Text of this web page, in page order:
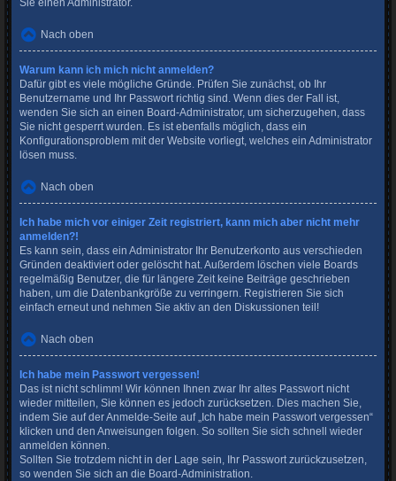
Sie einen Administrator.
Nach oben
Warum kann ich mich nicht anmelden?
Dafür gibt es viele mögliche Gründe. Prüfen Sie zunächst, ob Ihr
Benutzername und Ihr Passwort richtig sind. Wenn dies der Fall ist,
wenden Sie sich an einen Board-Administrator, um sicherzugehen, dass
Sie nicht gesperrt wurden. Es ist ebenfalls möglich, dass ein
Konfigurationsproblem mit der Website vorliegt, welches ein Administrator
lösen muss.
Nach oben
Ich habe mich vor einiger Zeit registriert, kann mich aber nicht mehr
anmelden?!
Es kann sein, dass ein Administrator Ihr Benutzerkonto aus verschieden
Gründen deaktiviert oder gelöscht hat. Außerdem löschen viele Boards
regelmäßig Benutzer, die für längere Zeit keine Beiträge geschrieben
haben, um die Datenbankgröße zu verringern. Registrieren Sie sich
einfach erneut und nehmen Sie aktiv an den Diskussionen teil!
Nach oben
Ich habe mein Passwort vergessen!
Das ist nicht schlimm! Wir können Ihnen zwar Ihr altes Passwort nicht
wieder mitteilen, Sie können es jedoch zurücksetzen. Dies machen Sie,
indem Sie auf der Anmelde-Seite auf „Ich habe mein Passwort vergessen“
klicken und den Anweisungen folgen. So sollten Sie sich schnell wieder
anmelden können.
Sollten Sie trotzdem nicht in der Lage sein, Ihr Passwort zurückzusetzen,
so wenden Sie sich an die Board-Administration.